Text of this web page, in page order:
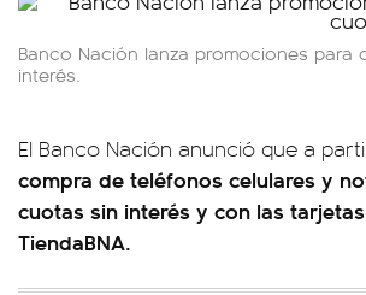
Banco Nación lanza promociones
interés.
El Banco Nación anunció que a
compra de teléfonos celulares y
cuotas sin interés y con las
TiendaBNA.